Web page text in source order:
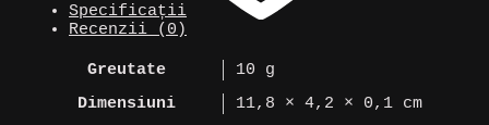
Specificații
Recenzii (0)
Greutate
10 g
Dimensiuni
11,8 × 4,2 × 0,1 cm